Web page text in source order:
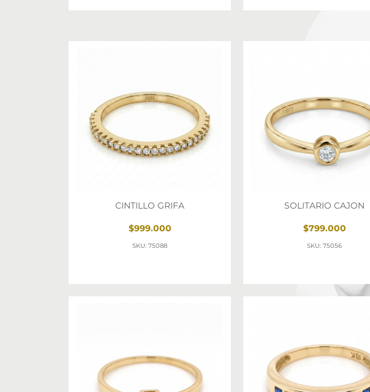
CINTILLO GRIFA
$999.000
SKU: 75088
SOLITARIO CAJON
$799.000
SKU: 75056